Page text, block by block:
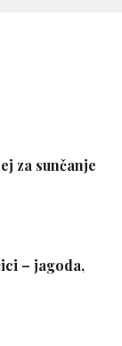
za sunčanje
– jagoda,